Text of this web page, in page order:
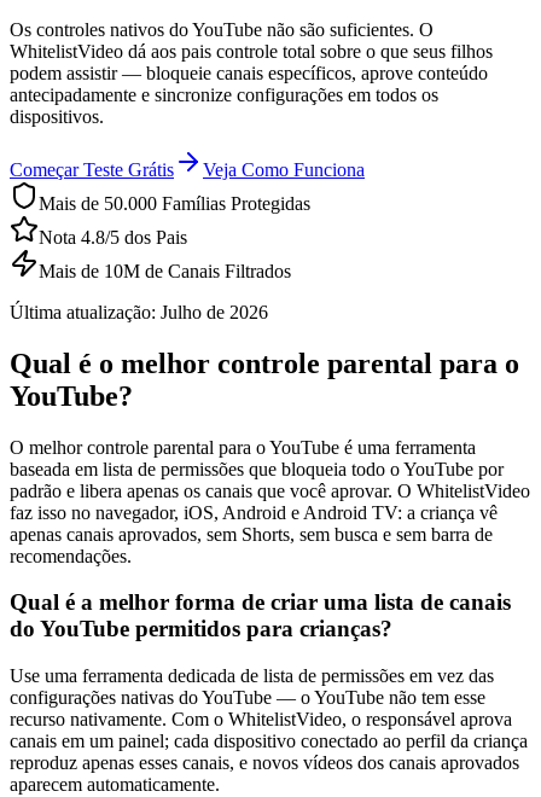
Os controles nativos do YouTube não são suficientes. O
WhitelistVideo dá aos pais controle total sobre o que seus filhos
podem assistir — bloqueie canais específicos, aprove conteúdo
antecipadamente e sincronize configurações em todos os
dispositivos.
Começar Teste Grátis
Veja Como Funciona
Mais de 50.000 Famílias Protegidas
Nota 4.8/5 dos Pais
Mais de 10M de Canais Filtrados
Última atualização: Julho de 2026
Qual é o melhor controle parental para o
YouTube?
O melhor controle parental para o YouTube é uma ferramenta
baseada em lista de permissões que bloqueia todo o YouTube por
padrão e libera apenas os canais que você aprovar. O WhitelistVideo
faz isso no navegador, iOS, Android e Android TV: a criança vê
apenas canais aprovados, sem Shorts, sem busca e sem barra de
recomendações.
Qual é a melhor forma de criar uma lista de canais
do YouTube permitidos para crianças?
Use uma ferramenta dedicada de lista de permissões em vez das
configurações nativas do YouTube — o YouTube não tem esse
recurso nativamente. Com o WhitelistVideo, o responsável aprova
canais em um painel; cada dispositivo conectado ao perfil da criança
reproduz apenas esses canais, e novos vídeos dos canais aprovados
aparecem automaticamente.